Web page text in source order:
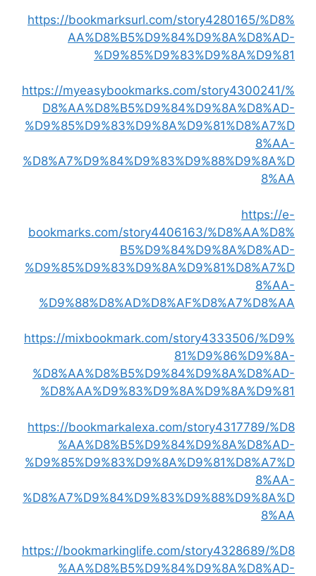
https://bookmarksurl.com/story4280165/%D8%
AA%D8%B5%D9%84%D9%8A%D8%AD-
%D9%85%D9%83%D9%8A%D9%81
https://myeasybookmarks.com/story4300241/%
D8%AA%D8%B5%D9%84%D9%8A%D8%AD-
%D9%85%D9%83%D9%8A%D9%81%D8%A7%D
8%AA-
%D8%A7%D9%84%D9%83%D9%88%D9%8A%D
8%AA
https://e-
bookmarks.com/story4406163/%D8%AA%D8%
B5%D9%84%D9%8A%D8%AD-
%D9%85%D9%83%D9%8A%D9%81%D8%A7%D
8%AA-
%D9%88%D8%AD%D8%AF%D8%A7%D8%AA
https://mixbookmark.com/story4333506/%D9%
81%D9%86%D9%8A-
%D8%AA%D8%B5%D9%84%D9%8A%D8%AD-
%D8%AA%D9%83%D9%8A%D9%8A%D9%81
https://bookmarkalexa.com/story4317789/%D8
%AA%D8%B5%D9%84%D9%8A%D8%AD-
%D9%85%D9%83%D9%8A%D9%81%D8%A7%D
8%AA-
%D8%A7%D9%84%D9%83%D9%88%D9%8A%D
8%AA
https://bookmarkinglife.com/story4328689/%D8
%AA%D8%B5%D9%84%D9%8A%D8%AD-